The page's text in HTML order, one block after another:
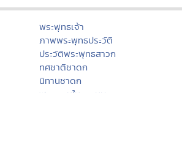
พระพุทธเจ้า
ภาพพระพุทธประวัติ
ประวัติพระพุทธสาวก
ทศชาติชาดก
นิทานชาดก
พุทธวจนในธรรมบท